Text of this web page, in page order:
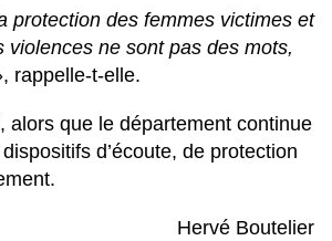
protection des femmes victimes et
violences ne sont pas des mots,
rappelle-t-elle.
alors que le département continue
d’écoute, de protection
Hervé Boutelier